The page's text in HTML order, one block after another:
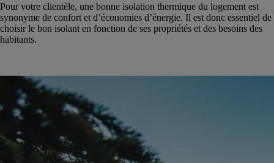
Pour votre clientèle, une bonne isolation thermique du logement est
synonyme de confort et d’économies d’énergie. Il est donc essentiel de
choisir le bon isolant en fonction de ses propriétés et des besoins des
habitants.